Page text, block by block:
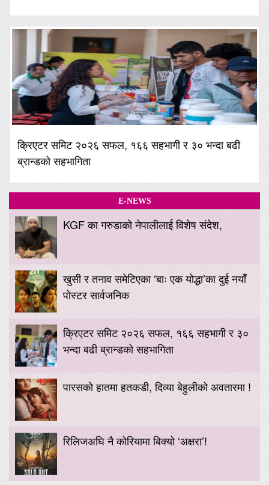
क्रिएटर समिट २०२६ सफल, १६६ सहभागी र ३० भन्दा बढी
ब्रान्डको सहभागिता
E-NEWS
KGF का गरुडाको नेपालीलाई विशेष संदेश,
खुसी र तनाव समेटिएका ‘बाः एक योद्धा’का दुई नयाँ
पोस्टर सार्वजनिक
क्रिएटर समिट २०२६ सफल, १६६ सहभागी र ३०
भन्दा बढी ब्रान्डको सहभागिता
पारसको हातमा हतकडी, दिव्या बेहुलीको अवतारमा !
रिलिजअघि नै कोरियामा बिक्यो ‘अक्षरा’!